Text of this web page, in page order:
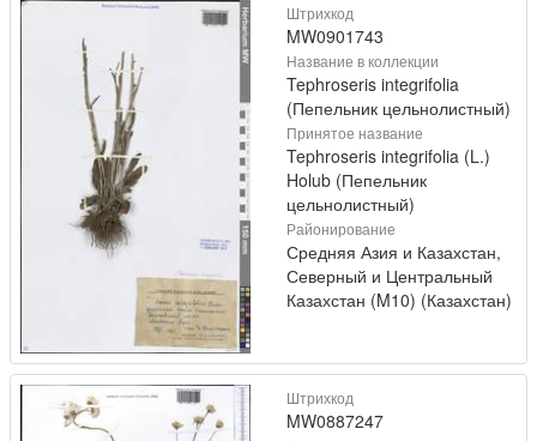
Штрихкод
MW0901743
Название в коллекции
Tephroseris integrifolia
(Пепельник цельнолистный)
Принятое название
Tephroseris integrifolia (L.)
Holub (Пепельник
цельнолистный)
Районирование
Средняя Азия и Казахстан,
Северный и Центральный
Казахстан (M10) (Казахстан)
Штрихкод
MW0887247